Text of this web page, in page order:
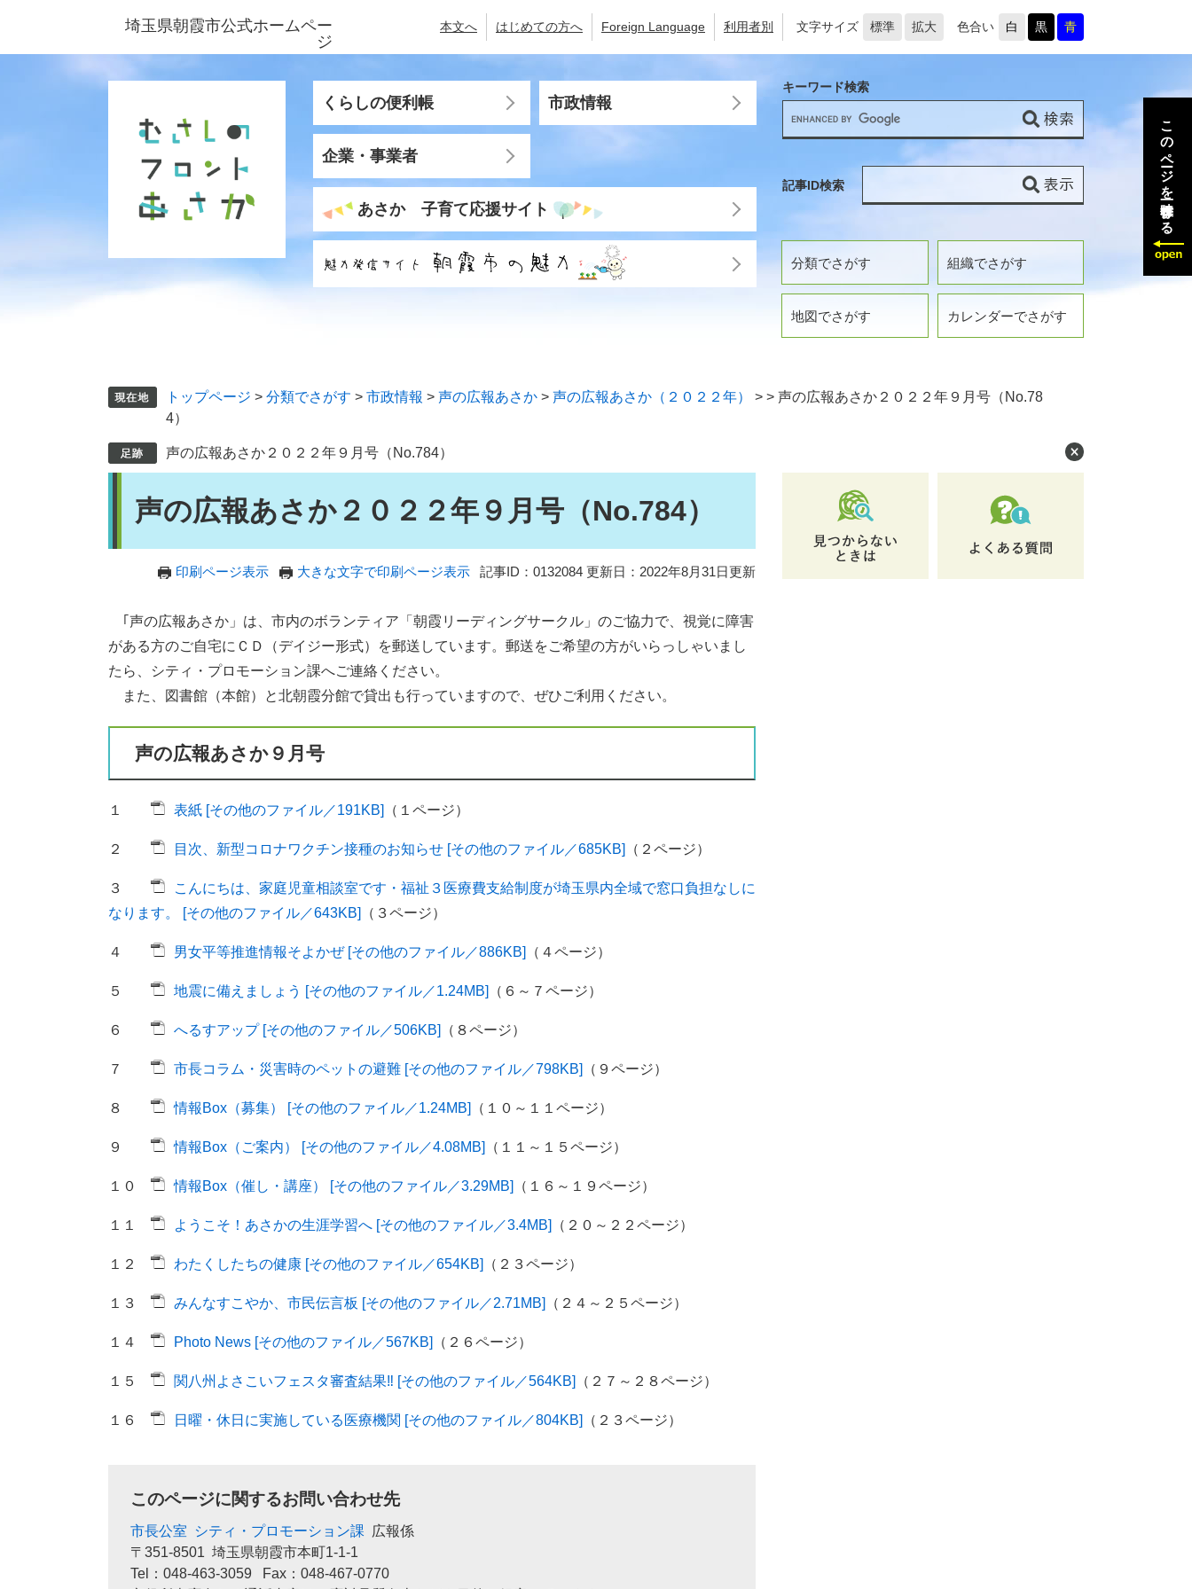
ジ
ュ
埼玉県朝霞市公式ホームペー
ジ
本文へ はじめての方へ Foreign Language 利用者別 文字サイズ 標準 拡大 色合い 白 黒 青
くらしの便利帳 市政情報
企業・事業者
あさか 子育て応援サイト
分類でさがす 組織でさがす
地図でさがす カレンダーでさがす
キーワード検索
記事ID検索
トップページ > 分類でさがす > 市政情報 > 声の広報あさか > 声の広報あさか（２０２２年） > > 声の広報あさか２０２２年９月号（No.78
4）
声の広報あさか２０２２年９月号（No.784）
声の広報あさか２０２２年９月号（No.784）
印刷ページ表示 大きな文字で印刷ページ表示 記事ID：0132084 更新日：2022年8月31日更新
｢声の広報あさか」は、市内のボランティア「朝霞リーディングサークル」のご協力で、視覚に障害
がある方のご自宅にＣＤ（デイジー形式）を郵送しています。郵送をご希望の方がいらっしゃいまし
たら、シティ・プロモーション課へご連絡ください。
また、図書館（本館）と北朝霞分館で貸出も行っていますので、ぜひご利用ください。
声の広報あさか９月号
１ 表紙 [その他のファイル／191KB] （１ページ）
２ 目次、新型コロナワクチン接種のお知らせ [その他のファイル／685KB] （２ページ）
３
こんにちは、家庭児童相談室です・福祉３医療費支給制度が埼玉県内全域で窓口負担なしに
なります。 [その他のファイル／643KB]
（３ページ）
４ 男女平等推進情報そよかぜ [その他のファイル／886KB] （４ページ）
５ 地震に備えましょう [その他のファイル／1.24MB] （６～７ページ）
６ へるすアップ [その他のファイル／506KB] （８ページ）
７ 市長コラム・災害時のペットの避難 [その他のファイル／798KB] （９ページ）
８ 情報Box（募集） [その他のファイル／1.24MB] （１０～１１ページ）
９ 情報Box（ご案内） [その他のファイル／4.08MB] （１１～１５ページ）
１０ 情報Box（催し・講座） [その他のファイル／3.29MB] （１６～１９ページ）
１１ ようこそ！あさかの生涯学習へ [その他のファイル／3.4MB] （２０～２２ページ）
１２ わたくしたちの健康 [その他のファイル／654KB] （２３ページ）
１３ みんなすこやか、市民伝言板 [その他のファイル／2.71MB] （２４～２５ページ）
１４ Photo News [その他のファイル／567KB] （２６ページ）
１５ 関八州よさこいフェスタ審査結果‼ [その他のファイル／564KB] （２７～２８ページ）
１６ 日曜・休日に実施している医療機関 [その他のファイル／804KB] （２３ページ）
このページに関するお問い合わせ先
市長公室 シティ・プロモーション課
広報係
〒351-8501 埼玉県朝霞市本町1-1-1
Tel：048-463-3059
Fax：048-467-0770
このページを一時保存する